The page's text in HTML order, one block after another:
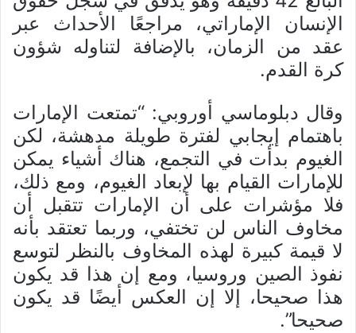
الإنسان الإماراتي، مراجعًا الأحداث عبر
عقد من الزمان، بالإضافة لتناوله شؤون
كرة القدم.
وقال دبلوماسي أوروبي: “تمتعت الإمارات
باهتمام إيجابي لفترة طويلة مدهشة، لكن
الغيوم بدأت في التجمع، هناك أشياء يمكن
للإمارات القيام بها لإبعاد الغيوم، ومع ذلك،
فلا مؤشرات على أن الإمارات تتقبل أن
مخاوف الناس لن تختفي، وربما تعتقد بأنه
لا قيمة كبيرة لهذه المخاوف بالنظر لتوسع
نفوذ الصين وروسيا، ومع إن هذا قد يكون
هذا صحيحا، إلا إن العكس أيضًا قد يكون
صحيحا”.